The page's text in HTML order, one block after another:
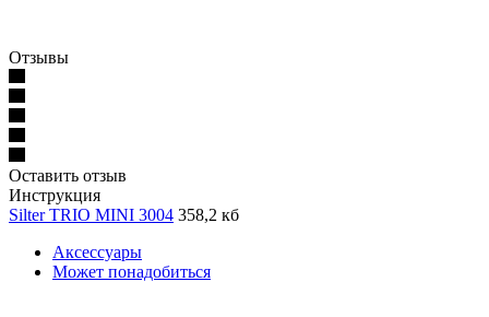
Отзывы
Оставить отзыв
Инструкция
Silter TRIO MINI 3004 358,2 кб
Аксессуары
Может понадобиться